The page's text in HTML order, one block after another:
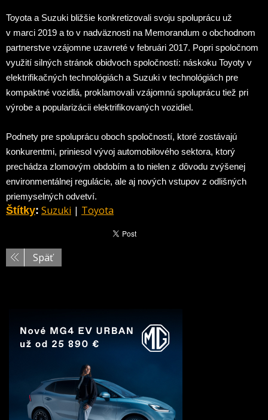
Toyota a Suzuki bližšie konkretizovali svoju spoluprácu už
v marci 2019 a to v nadväznosti na Memorandum o obchodnom
partnerstve vzájomne uzavreté v februári 2017. Popri spoločnom
využití silných stránok obidvoch spoločností: náskoku Toyoty v
elektrifikačných technológiách a Suzuki v technológiách pre
kompaktné vozidlá, proklamovali vzájomnú spoluprácu tiež pri
výrobe a popularizácii elektrifikovaných vozidiel.
Podnety pre spoluprácu oboch spoločností, ktoré zostávajú
konkurentmi, priniesol vývoj automobilového sektora, ktorý
prechádza zlomovým obdobím a to nielen z dôvodu zvýšenej
environmentálnej regulácie, ale aj nových vstupov z odlišných
priemyselných odvetví.
Štítky: Suzuki | Toyota
Späť